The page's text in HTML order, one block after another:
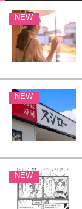
NEW
NEW
NEW